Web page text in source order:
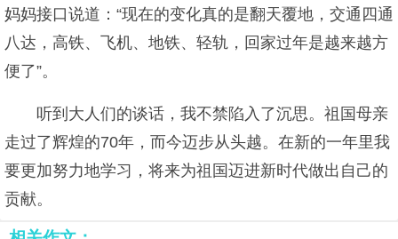
妈妈接口说道：“现在的变化真的是翻天覆地，交通四通
八达，高铁、飞机、地铁、轻轨，回家过年是越来越方
便了”。
听到大人们的谈话，我不禁陷入了沉思。祖国母亲
走过了辉煌的70年，而今迈步从头越。在新的一年里我
要更加努力地学习，将来为祖国迈进新时代做出自己的
贡献。